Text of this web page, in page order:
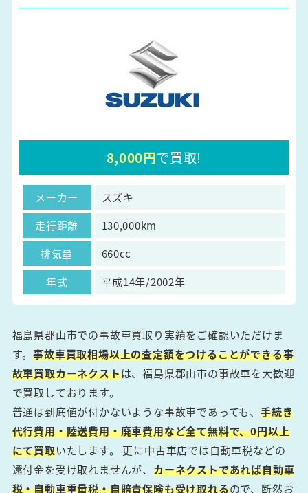
8,000円で買取!
メーカー
スズキ
走行距離
130,000km
排気量
660cc
年式
平成14年/2002年
福島県郡山市での事故車買取り実績をご確認いただけま
す。事故車買取相場以上の査定額をつけることができる事
故車買取カーネクストは、福島県郡山市の事故車を大歓迎
で買取しております。
普通は到底値が付かないような事故車であっても、手続き
代行費用・陸送費用・廃車費用など全て無料で、0円以上
にて買取いたします。 更に中古車店では自動車税などの
還付金を受け取れませんが、カーネクストであれば自動車
税・自動車重量税・自賠責保険も受け取れるので、断然お